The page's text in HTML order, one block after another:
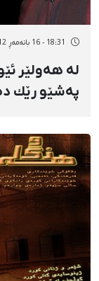
18:31 - 16 بانەمەڕ 2712
لە هەولێر
پەشێو رێك